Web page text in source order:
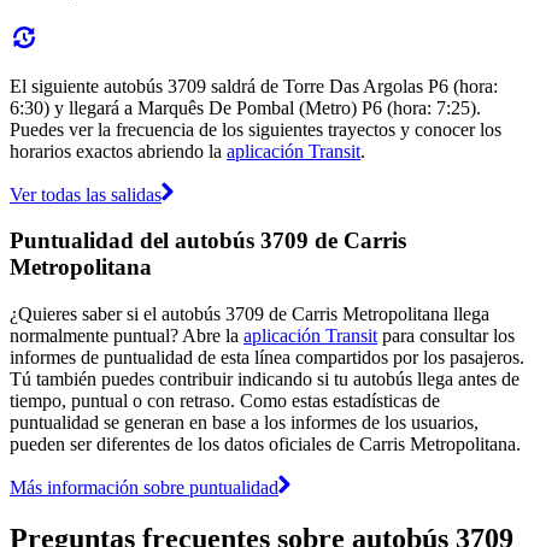
El siguiente autobús 3709 saldrá de Torre Das Argolas P6 (hora:
6:30) y llegará a Marquês De Pombal (Metro) P6 (hora: 7:25).
Puedes ver la frecuencia de los siguientes trayectos y conocer los
horarios exactos abriendo la aplicación Transit.
Ver todas las salidas
Puntualidad del autobús 3709 de Carris
Metropolitana
¿Quieres saber si el autobús 3709 de Carris Metropolitana llega
normalmente puntual? Abre la aplicación Transit para consultar los
informes de puntualidad de esta línea compartidos por los pasajeros.
Tú también puedes contribuir indicando si tu autobús llega antes de
tiempo, puntual o con retraso. Como estas estadísticas de
puntualidad se generan en base a los informes de los usuarios,
pueden ser diferentes de los datos oficiales de Carris Metropolitana.
Más información sobre puntualidad
Preguntas frecuentes sobre autobús 3709